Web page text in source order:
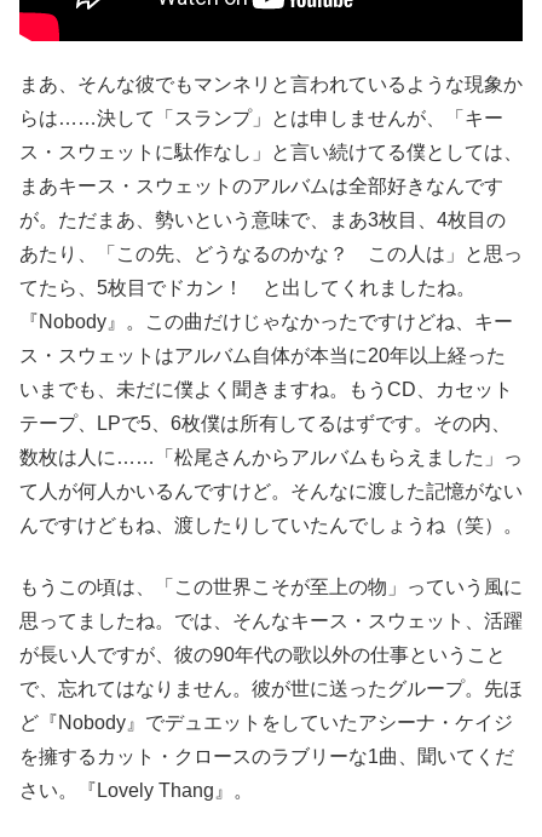
まあ、そんな彼でもマンネリと言われているような現象か
らは……決して「スランプ」とは申しませんが、「キー
ス・スウェットに駄作なし」と言い続けてる僕としては、
まあキース・スウェットのアルバムは全部好きなんです
が。ただまあ、勢いという意味で、まあ3枚目、4枚目の
あたり、「この先、どうなるのかな？ この人は」と思っ
てたら、5枚目でドカン！ と出してくれましたね。
『Nobody』。この曲だけじゃなかったですけどね、キー
ス・スウェットはアルバム自体が本当に20年以上経った
いまでも、未だに僕よく聞きますね。もうCD、カセット
テープ、LPで5、6枚僕は所有してるはずです。その内、
数枚は人に……「松尾さんからアルバムもらえました」っ
て人が何人かいるんですけど。そんなに渡した記憶がない
んですけどもね、渡したりしていたんでしょうね（笑）。
もうこの頃は、「この世界こそが至上の物」っていう風に
思ってましたね。では、そんなキース・スウェット、活躍
が長い人ですが、彼の90年代の歌以外の仕事ということ
で、忘れてはなりません。彼が世に送ったグループ。先ほ
ど『Nobody』でデュエットをしていたアシーナ・ケイジ
を擁するカット・クロースのラブリーな1曲、聞いてくだ
さい。『Lovely Thang』。